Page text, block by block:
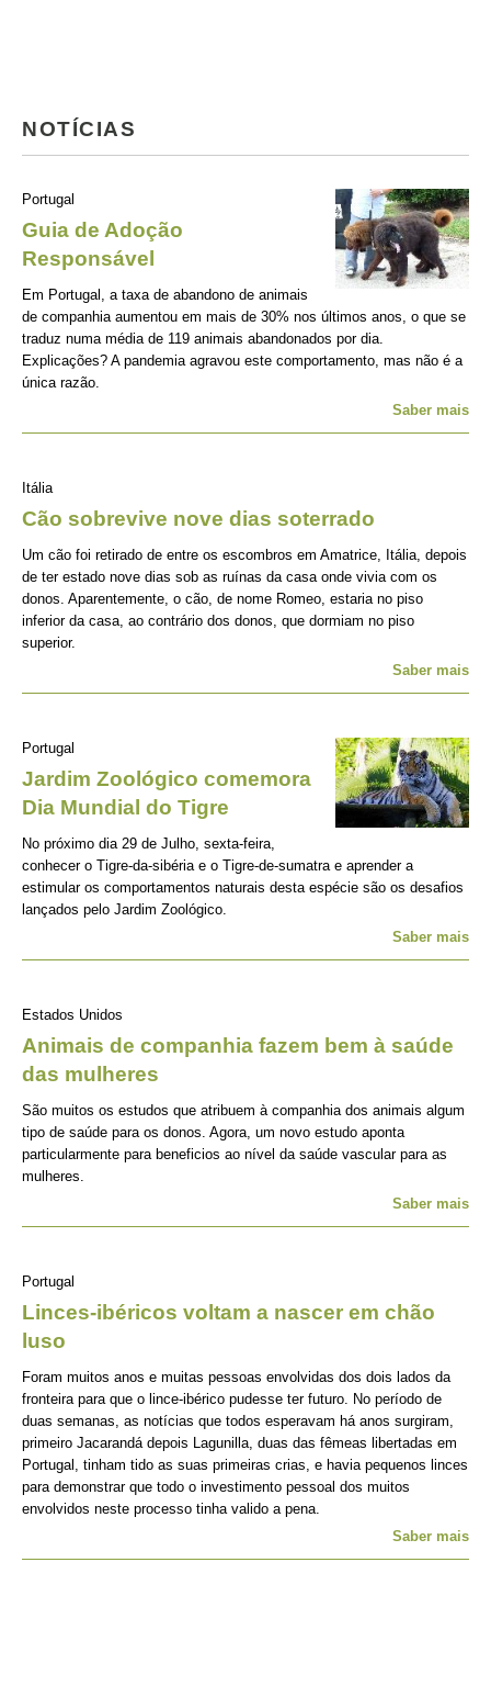
NOTÍCIAS
Portugal
Guia de Adoção
Responsável
Em Portugal, a taxa de abandono de animais
de companhia aumentou em mais de 30% nos últimos anos, o que se
traduz numa média de 119 animais abandonados por dia.
Explicações? A pandemia agravou este comportamento, mas não é a
única razão.
Saber mais
Itália
Cão sobrevive nove dias soterrado
Um cão foi retirado de entre os escombros em Amatrice, Itália, depois
de ter estado nove dias sob as ruínas da casa onde vivia com os
donos. Aparentemente, o cão, de nome Romeo, estaria no piso
inferior da casa, ao contrário dos donos, que dormiam no piso
superior.
Saber mais
Portugal
Jardim Zoológico comemora
Dia Mundial do Tigre
No próximo dia 29 de Julho, sexta-feira,
conhecer o Tigre-da-sibéria e o Tigre-de-sumatra e aprender a
estimular os comportamentos naturais desta espécie são os desafios
lançados pelo Jardim Zoológico.
Saber mais
Estados Unidos
Animais de companhia fazem bem à saúde
das mulheres
São muitos os estudos que atribuem à companhia dos animais algum
tipo de saúde para os donos. Agora, um novo estudo aponta
particularmente para beneficios ao nível da saúde vascular para as
mulheres.
Saber mais
Portugal
Linces-ibéricos voltam a nascer em chão
luso
Foram muitos anos e muitas pessoas envolvidas dos dois lados da
fronteira para que o lince-ibérico pudesse ter futuro. No período de
duas semanas, as notícias que todos esperavam há anos surgiram,
primeiro Jacarandá depois Lagunilla, duas das fêmeas libertadas em
Portugal, tinham tido as suas primeiras crias, e havia pequenos linces
para demonstrar que todo o investimento pessoal dos muitos
envolvidos neste processo tinha valido a pena.
Saber mais